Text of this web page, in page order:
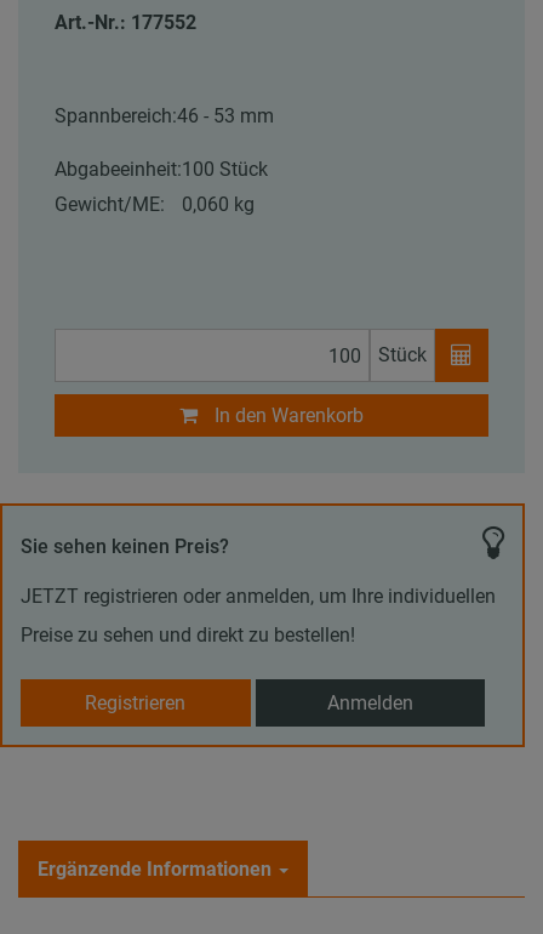
Art.-Nr.: 177552
Spannbereich:46 - 53 mm
Abgabeeinheit:100 Stück
Gewicht/ME:
0,060 kg
Stück
In den Warenkorb
Sie sehen keinen Preis?
JETZT registrieren oder anmelden, um Ihre individuellen
Preise zu sehen und direkt zu bestellen!
Registrieren Anmelden
Ergänzende Informationen